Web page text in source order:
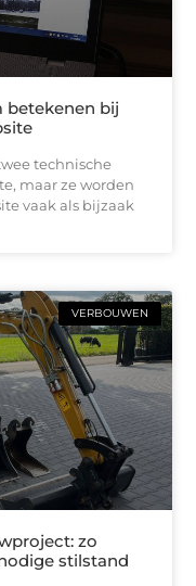
betekenen bij
technische
maar ze worden
vaak als bijzaak
VERBOUWEN
zo
stilstand